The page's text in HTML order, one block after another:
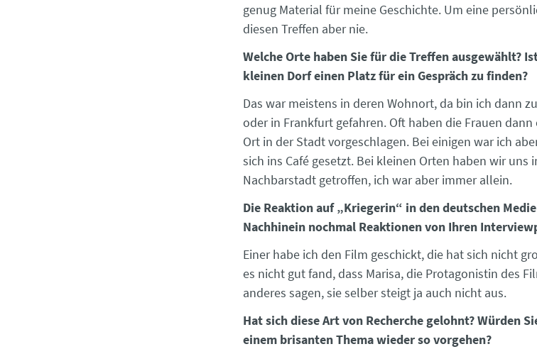
genug Material für meine Geschichte. Um eine
diesen Treffen aber nie.
Welche Orte haben Sie für die Treffen ausgewählt?
kleinen Dorf einen Platz für ein Gespräch zu finden?
Das war meistens in deren Wohnort, da bin ich dann
oder in Frankfurt gefahren. Oft haben die Frauen
Ort in der Stadt vorgeschlagen. Bei einigen war ich
sich ins Café gesetzt. Bei kleinen Orten haben wir uns
Nachbarstadt getroffen, ich war aber immer allein.
Die Reaktion auf „Kriegerin“ in den deutschen
Nachhinein nochmal Reaktionen von Ihren
Einer habe ich den Film geschickt, die hat sich nicht
es nicht gut fand, dass Marisa, die Protagonistin des
anderes sagen, sie selber steigt ja auch nicht aus.
Hat sich diese Art von Recherche gelohnt? Würden
einem brisanten Thema wieder so vorgehen?